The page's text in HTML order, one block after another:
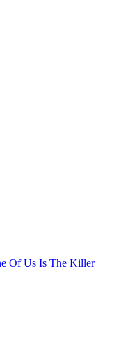
Of Us Is The Killer